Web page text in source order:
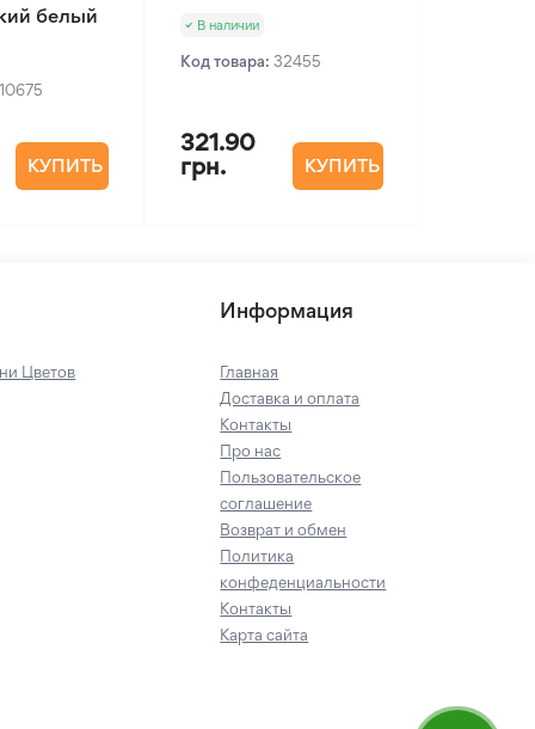
белый
10675
КУПИТЬ
В наличии
Код товара: 32455
321.90
грн.
КУПИТЬ
Цветов
Информация
Главная
Доставка и оплата
Контакты
Про нас
Пользовательское
соглашение
Возврат и обмен
Политика
конфеденциальности
Контакты
Карта сайта